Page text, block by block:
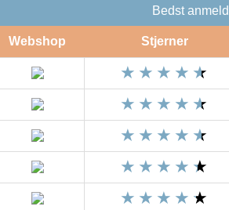
Bedst
Webshop Stjerner